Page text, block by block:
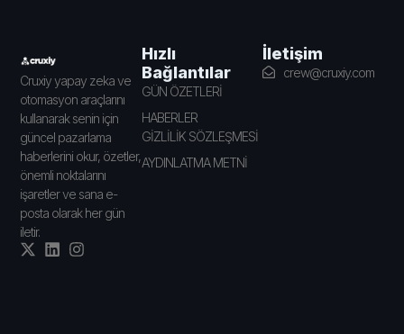
Cruxiy yapay zeka ve
otomasyon araçlarını
kullanarak senin için
güncel pazarlama
haberlerini okur, özetler,
önemli noktalarını
işaretler ve sana e-
posta olarak her gün
iletir.
Hızlı
Bağlantılar
GÜN ÖZETLERİ
HABERLER
GİZLİLİK SÖZLEŞMESİ
AYDINLATMA METNİ
İletişim
crew@cruxiy.com